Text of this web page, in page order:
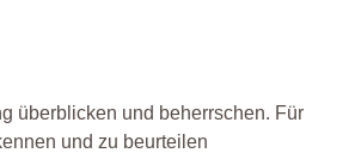
überblicken und beherrschen. Für
und zu beurteilen